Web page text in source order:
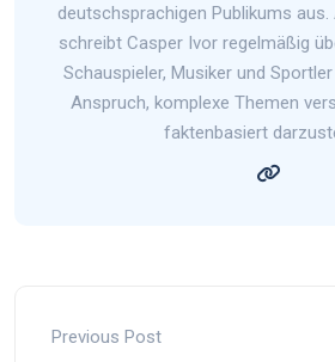
deutschsprachigen Publikums
schreibt Casper Ivor regelmäßig
Schauspieler, Musiker und
Anspruch, komplexe Themen
faktenbasiert
Previous Post